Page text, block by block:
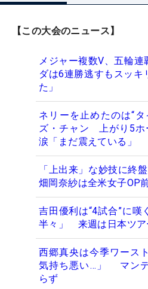
【この大会のニュース】
メジャー複数V、五輪
ダは6連勝逃すもスッキ
た」
ネリーを止めたのは“
ズ・チャン 上がり5ホ
涙「まだ震えている」
「上出来」な妙技に終
畑岡奈紗は全米女子OP
吉田優利は“4試合”に嘆
半々」 来週は日本ツア
西郷真央は今季ワース
気持ち悪い…」 マン
らず